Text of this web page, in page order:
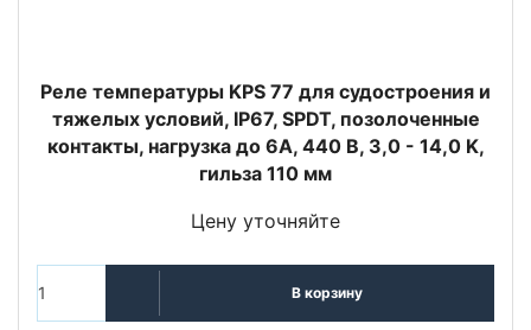
Реле температуры KPS 77 для судостроения и
тяжелых условий, IP67, SPDT, позолоченные
контакты, нагрузка до 6А, 440 В, 3,0 - 14,0 K,
гильза 110 мм
Цену уточняйте
В корзину